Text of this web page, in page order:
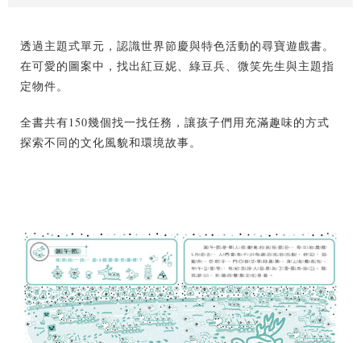
透過主題式單元，認識世界節慶與特色活動的尋寶遊戲書。
在可愛的圖案中，找出紅豆妮、綠豆兵、微笑先生與主題指
定物件。
全書共有150幾個找一找任務，讓孩子們用充滿趣味的方式
探索不同的文化風貌和環境故事。